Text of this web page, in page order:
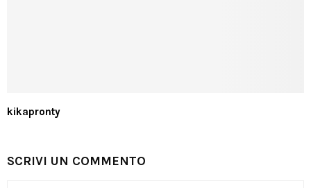
kikapronty
SCRIVI UN COMMENTO